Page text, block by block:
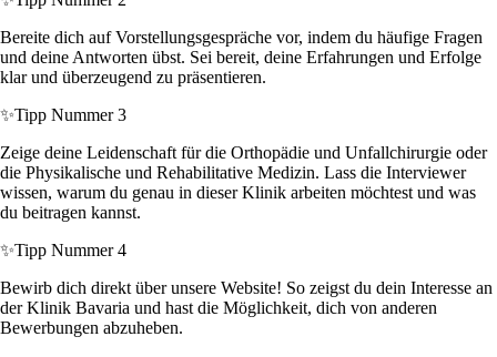
Bereite dich auf Vorstellungsgespräche vor, indem du häufige Fragen
und deine Antworten übst. Sei bereit, deine Erfahrungen und Erfolge
klar und überzeugend zu präsentieren.
✨Tipp Nummer 3
Zeige deine Leidenschaft für die Orthopädie und Unfallchirurgie oder
die Physikalische und Rehabilitative Medizin. Lass die Interviewer
wissen, warum du genau in dieser Klinik arbeiten möchtest und was
du beitragen kannst.
✨Tipp Nummer 4
Bewirb dich direkt über unsere Website! So zeigst du dein Interesse an
der Klinik Bavaria und hast die Möglichkeit, dich von anderen
Bewerbungen abzuheben.